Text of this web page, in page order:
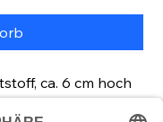
ca. 6 cm hoch